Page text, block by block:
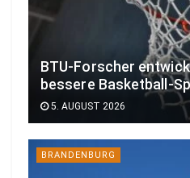
BTU-Forscher
bessere Basketball-
5. AUGUST 2026
BRANDENBURG